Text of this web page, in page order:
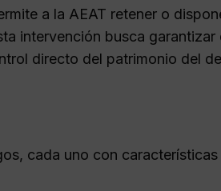
a la AEAT retener o
intervención busca
directo del patrimonio del
cada uno con